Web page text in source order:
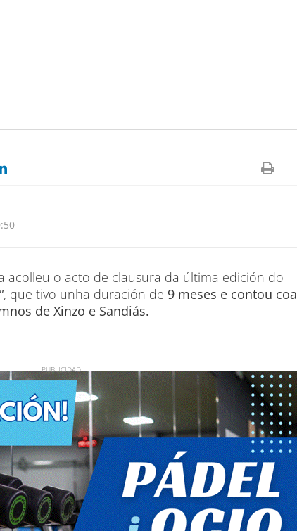
acolleu o acto de clausura da última edición do
, que tivo unha duración de 9 meses e contou coa
de Xinzo e Sandiás.